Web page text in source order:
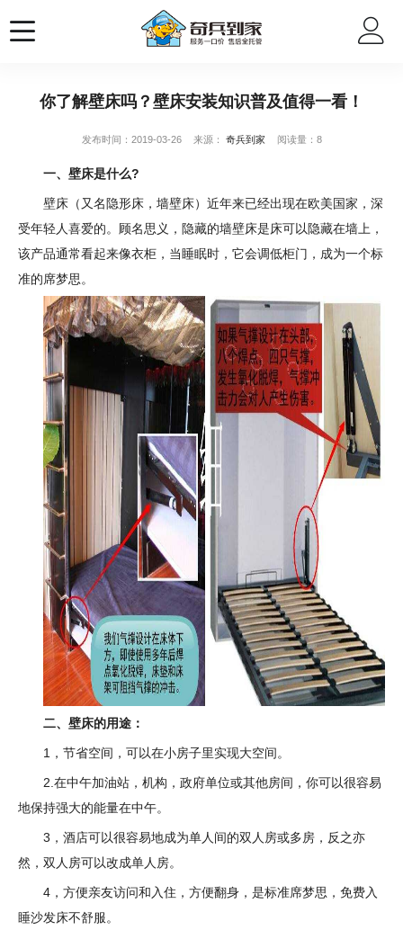
你了解壁床吗？壁床安装知识普及值得一看！
发布时间：2019-03-26 来源： 奇兵到家 阅读量：8
一、壁床是什么?
壁床（又名隐形床，墙壁床）近年来已经出现在欧美国家，深
受年轻人喜爱的。顾名思义，隐藏的墙壁床是床可以隐藏在墙上，
该产品通常看起来像衣柜，当睡眠时，它会调低柜门，成为一个标
准的席梦思。
二、壁床的用途：
1，节省空间，可以在小房子里实现大空间。
2.在中午加油站，机构，政府单位或其他房间，你可以很容易
地保持强大的能量在中午。
3，酒店可以很容易地成为单人间的双人房或多房，反之亦
然，双人房可以改成单人房。
4，方便亲友访问和入住，方便翻身，是标准席梦思，免费入
睡沙发床不舒服。